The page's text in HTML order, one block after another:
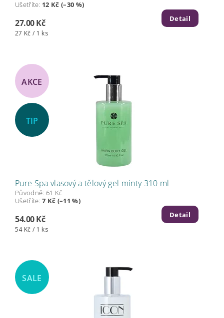
Ušetříte: 12 Kč (–30 %)
27.00 Kč
27 Kč / 1 ks
Detail
AKCE
TIP
Pure Spa vlasový a tělový gel minty 310 ml
Původně: 61 Kč
Ušetříte:7 Kč (–11 %)
54.00 Kč
54 Kč / 1 ks
Detail
SALE